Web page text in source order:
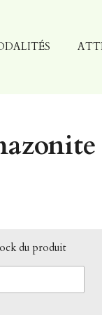
du produit